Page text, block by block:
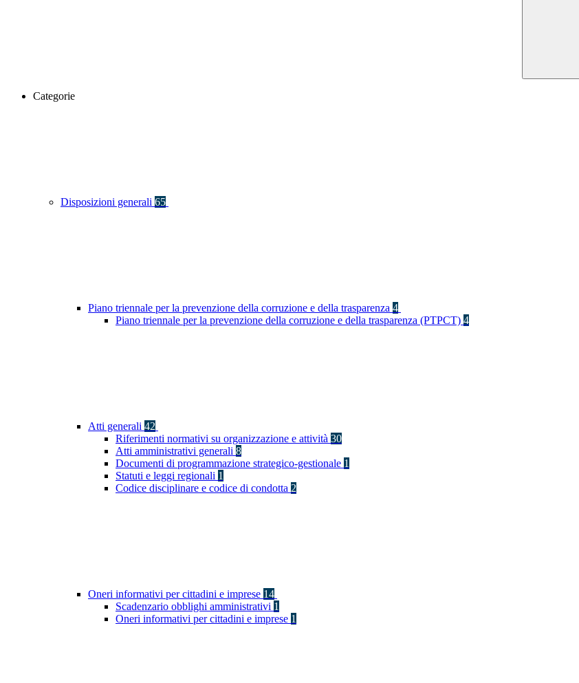
Categorie
Disposizioni generali 65
Piano triennale per la prevenzione della corruzione e della trasparenza 4
Piano triennale per la prevenzione della corruzione e della trasparenza (PTPCT) 4
Atti generali 42
Riferimenti normativi su organizzazione e attività 30
Atti amministrativi generali 8
Documenti di programmazione strategico-gestionale 1
Statuti e leggi regionali 1
Codice disciplinare e codice di condotta 2
Oneri informativi per cittadini e imprese 14
Scadenzario obblighi amministrativi 1
Oneri informativi per cittadini e imprese 1